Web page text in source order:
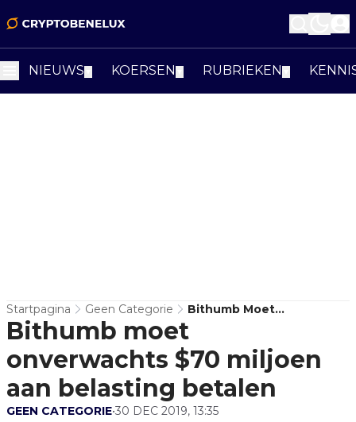
NIEUWS KOERSEN RUBRIEKEN
Startpagina Geen Categorie
Bithumb Moet
Onverwachts $70 Miljoen
Aan Belasting Betalen
Bithumb moet
onverwachts $70 miljoen
aan belasting betalen
GEEN CATEGORIE•30 DEC 2019, 13:35